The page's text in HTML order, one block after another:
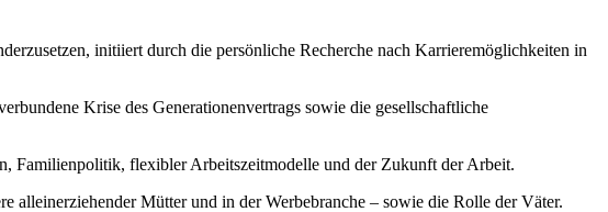
initiiert durch die persönliche Recherche nach Karrieremöglichkeiten in
Krise des Generationenvertrags sowie die gesellschaftliche
Familienpolitik, flexibler Arbeitszeitmodelle und der Zukunft der Arbeit.
alleinerziehender Mütter und in der Werbebranche – sowie die Rolle der Väter.